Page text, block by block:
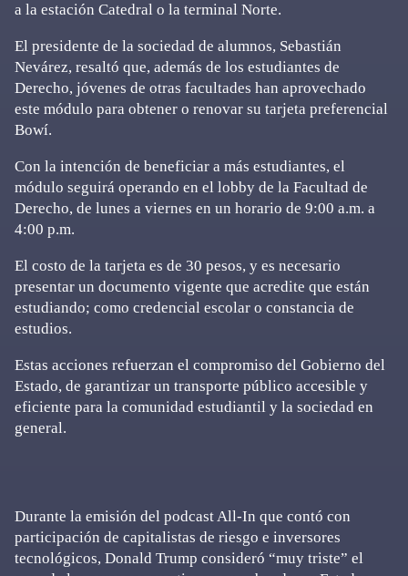
a la estación Catedral o la terminal Norte.
El presidente de la sociedad de alumnos, Sebastián
Nevárez, resaltó que, además de los estudiantes de
Derecho, jóvenes de otras facultades han aprovechado
este módulo para obtener o renovar su tarjeta preferencial
Bowí.
Con la intención de beneficiar a más estudiantes, el
módulo seguirá operando en el lobby de la Facultad de
Derecho, de lunes a viernes en un horario de 9:00 a.m. a
4:00 p.m.
El costo de la tarjeta es de 30 pesos, y es necesario
presentar un documento vigente que acredite que están
estudiando; como credencial escolar o constancia de
estudios.
Estas acciones refuerzan el compromiso del Gobierno del
Estado, de garantizar un transporte público accesible y
eficiente para la comunidad estudiantil y la sociedad en
general.
Durante la emisión del podcast All-In que contó con
participación de capitalistas de riesgo e inversores
tecnológicos, Donald Trump consideró “muy triste” el